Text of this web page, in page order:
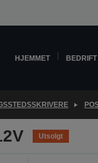
HJEMMET BEDRIFT
Utsolgt